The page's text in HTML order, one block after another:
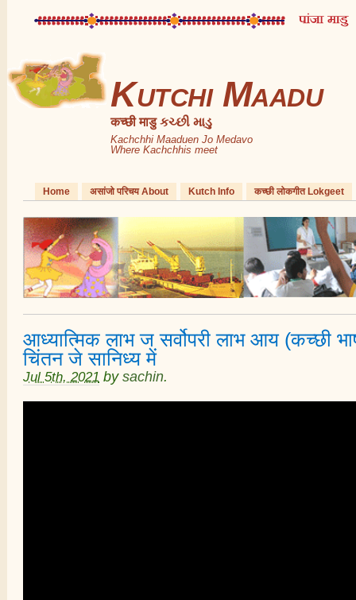
Kutchi Maadu
कच्छी माडु કચ્છી માડુ
Kachchhi Maaduen Jo Medavo
Where Kachchhis meet
Home असांजो परिचय About Kutch Info कच्छी लोकगीत Lokgeet
आध्यात्मिक लाभ ज सर्वोपरी लाभ आय (कच्छी
चिंतन जे सानिध्य में
Jul 5th, 2021 by sachin.